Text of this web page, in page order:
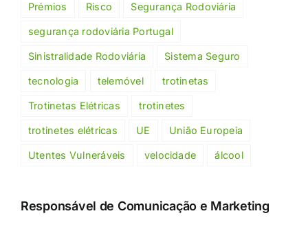
Prémios Risco Segurança Rodoviária
segurança rodoviária Portugal
Sinistralidade Rodoviária Sistema Seguro
tecnologia telemóvel trotinetas
Trotinetas Elétricas trotinetes
trotinetes elétricas UE União Europeia
Utentes Vulneráveis velocidade álcool
Responsável de Comunicação e Marketing